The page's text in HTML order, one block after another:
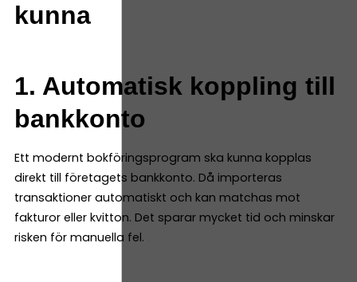
kunna
1. Automatisk koppling till
bankkonto
Ett modernt bokföringsprogram ska kunna kopplas
direkt till företagets bankkonto. Då importeras
transaktioner automatiskt och kan matchas mot
fakturor eller kvitton. Det sparar mycket tid och minskar
risken för manuella fel.